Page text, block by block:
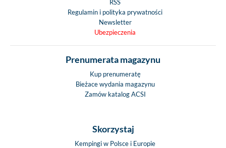
RSS
Regulamin i polityka prywatności
Newsletter
Ubezpieczenia
Prenumerata magazynu
Kup prenumeratę
Bieżace wydania magazynu
Zamów katalog ACSI
Skorzystaj
Kempingi w Polsce i Europie